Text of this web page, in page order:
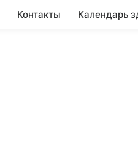
Контакты Календарь